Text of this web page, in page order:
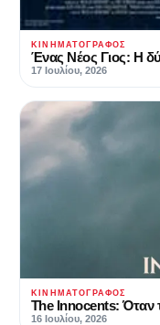
ΚΙΝΗΜΑΤΟΓΡΆΦΟΣ
Ένας Νέος Γιος: Η
17 Ιουλίου, 2026
ΚΙΝΗΜΑΤΟΓΡΆΦΟΣ
The Innocents: Όταν
16 Ιουλίου, 2026